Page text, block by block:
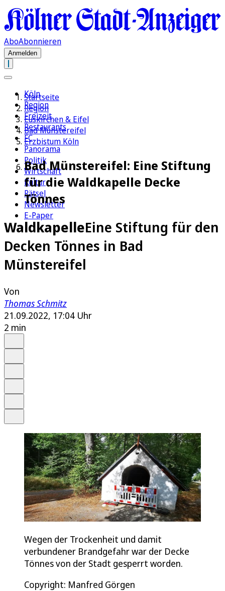
AboAbonnieren
Anmelden
Köln
Region
Freizeit
Restaurants
FC
Panorama
Politik
Wirtschaft
Kultur
Rätsel
Newsletter
E-Paper
Startseite
Region
Euskirchen & Eifel
Bad Münstereifel
Erzbistum Köln
Bad Münstereifel: Eine Stiftung
für die Waldkapelle Decke
Tönnes
WaldkapelleEine Stiftung für den
Decken Tönnes in Bad
Münstereifel
Von
Thomas Schmitz
21.09.2022, 17:04 Uhr
2 min
Wegen der Trockenheit und damit
verbundener Brandgefahr war der Decke
Tönnes von der Stadt gesperrt worden.
Copyright: Manfred Görgen